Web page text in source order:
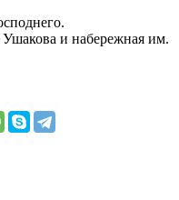
и набережная им.